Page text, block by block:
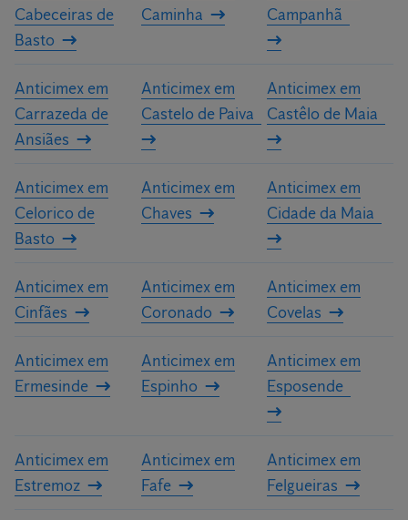
Cabeceiras de
Basto
Caminha
Campanhã
Anticimex em
Carrazeda de
Ansiães
Anticimex em
Castelo de Paiva
Anticimex em
Castêlo de Maia
Anticimex em
Celorico de
Basto
Anticimex em
Chaves
Anticimex em
Cidade da Maia
Anticimex em
Cinfães
Anticimex em
Coronado
Anticimex em
Covelas
Anticimex em
Ermesinde
Anticimex em
Espinho
Anticimex em
Esposende
Anticimex em
Estremoz
Anticimex em
Fafe
Anticimex em
Felgueiras